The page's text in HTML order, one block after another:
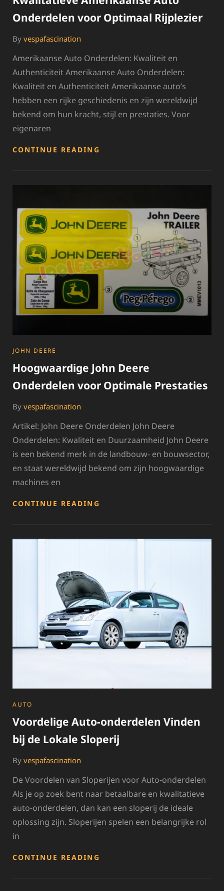
Onderdelen voor Optimaal Rijplezier
By vespafascination
Amerikaanse Auto Onderdelen: Kwaliteit en
Authenticiteit Amerikaanse Auto Onderdelen:
Kwaliteit en Authenticiteit Amerikaanse auto’s
hebben een rijke geschiedenis en zijn wereldwijd
bekend om hun kracht, stijl en prestaties. Voor
eigenaren
CONTINUE READING
RIJPLEZIER
CATEGORIES
JOHN DEERE
Hoogwaardige John Deere
Onderdelen voor Optimale Prestaties
By vespafascination
Artikel: John Deere Onderdelen John Deere
Onderdelen: Kwaliteit en Duurzaamheid John Deere
is een bekend merk in de landbouw- en bouwsector,
en staat wereldwijd bekend om zijn hoogwaardige
machines en
CONTINUE READING
VOOR
CATEGORIES
AUTO
Voordelige Auto-onderdelen Vinden
bij de Lokale Sloperij
By vespafascination
De Voordelen van Sloperijen voor Auto-onderdelen
Als je op zoek bent naar betaalbare en kwalitatieve
auto-onderdelen, dan kan een sloperij de ideale
oplossing zijn. Sloperijen spelen een belangrijke rol
in
CONTINUE READING